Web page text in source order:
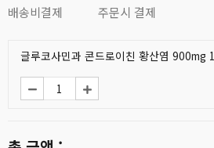
배송비결제
주문시 결제
글루코사민과 콘드로이친 황산염